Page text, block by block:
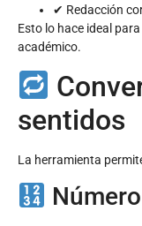
✔ Redacción
Esto lo hace ideal para
académico.
sentidos
La herramienta